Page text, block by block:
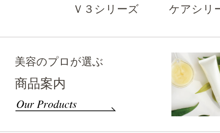
Ｖ３シリーズ
ケアシリ
美容のプロが選ぶ
商品案内